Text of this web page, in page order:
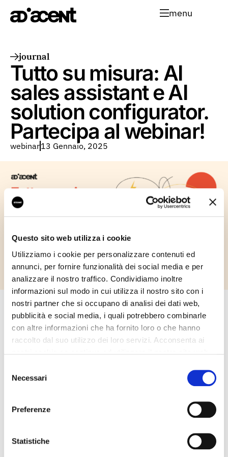
Questo sito web utilizza i cookie
Utilizziamo i cookie per personalizzare contenuti ed
annunci, per fornire funzionalità dei social media e per
analizzare il nostro traffico. Condividiamo inoltre
informazioni sul modo in cui utilizza il nostro sito con i
nostri partner che si occupano di analisi dei dati web,
pubblicità e social media, i quali potrebbero combinarle
con altre informazioni che ha fornito loro o che hanno
raccolto dal suo utilizzo dei loro servizi. Acconsenta ai
delNecessari
Preferenze
Statistiche
menu
journal
Tutto su misura: AI
sales assistant e AI
solution configurator.
Partecipa al webinar!
webinar13 Gennaio, 2025
Iscriviti al nostro nuovo
entusiasmante webinar
sull'intelligenza artificiale!
Sei pronto a scoprire come l’intelligenza artificiale
sales assistant e AI solution configuration“, dove
, pensate per ottimizzare l’esperienza
d’acquisto sui siti e-commerce.
attraverso
su
come l’AI possa migliorare l’efficienza delle tue